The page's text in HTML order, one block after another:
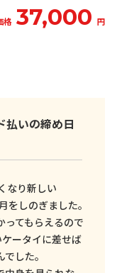
格 37,000 円
払いの締め日
なり新しい
しのぎました。
ってもらえるので
ータイに差せば
した。